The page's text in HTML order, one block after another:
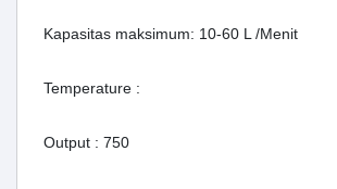
Kapasitas maksimum: 10-60 L /Menit
Temperature :
Output : 750